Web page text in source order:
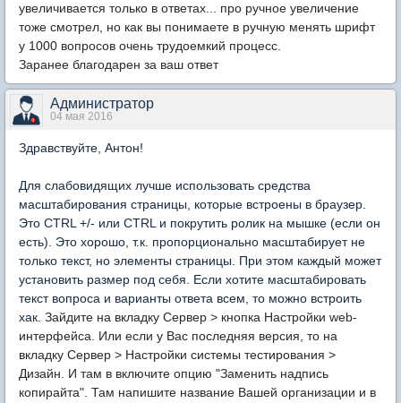
увеличивается только в ответах... про ручное увеличение
тоже смотрел, но как вы понимаете в ручную менять шрифт
у 1000 вопросов очень трудоемкий процесс.
Заранее благодарен за ваш ответ
Администратор
04 мая 2016
Здравствуйте, Антон!
Для слабовидящих лучше использовать средства
масштабирования страницы, которые встроены в браузер.
Это CTRL +/- или CTRL и покрутить ролик на мышке (если он
есть). Это хорошо, т.к. пропорционально масштабирует не
только текст, но элементы страницы. При этом каждый может
установить размер под себя. Если хотите масштабировать
текст вопроса и варианты ответа всем, то можно встроить
хак. Зайдите на вкладку Сервер > кнопка Настройки web-
интерфейса. Или если у Вас последняя версия, то на
вкладку Сервер > Настройки системы тестирования >
Дизайн. И там в включите опцию "Заменить надпись
копирайта". Там напишите название Вашей организации и в